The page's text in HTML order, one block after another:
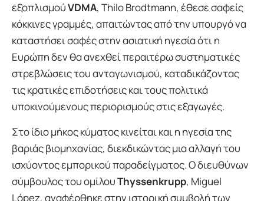
εξοπλισμούVDMA, Thilo Brodtmann, έθεσε σαφείς
κόκκινες γραμμές, απαιτώντας από την υπουργό να
καταστήσει σαφές στην ασιατική ηγεσία ότι η
Ευρώπη δεν θα ανεχθεί περαιτέρω συστηματικές
στρεβλώσεις του ανταγωνισμού, καταδικάζοντας
τις κρατικές επιδοτήσεις και τους πολιτικά
υποκινούμενους περιορισμούς στις εξαγωγές.
Στο ίδιο μήκος κύματος κινείται και η ηγεσία της
βαριάς βιομηχανίας, διεκδικώντας μια αλλαγή του
ισχύοντος εμπορικού παραδείγματος. Ο διευθύνων
σύμβουλος του ομίλουThyssenkrupp, Miguel
López, αναφέρθηκε στην ιστορική συμβολή των